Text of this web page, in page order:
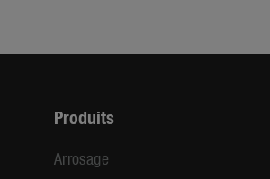
Produits
Arrosage